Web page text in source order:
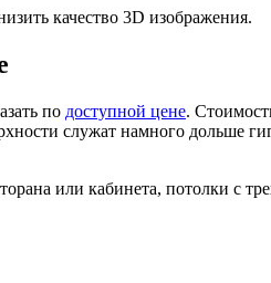
качество 3D изображения.
по доступной цене.
служат намного дольше
или кабинета, потолки с